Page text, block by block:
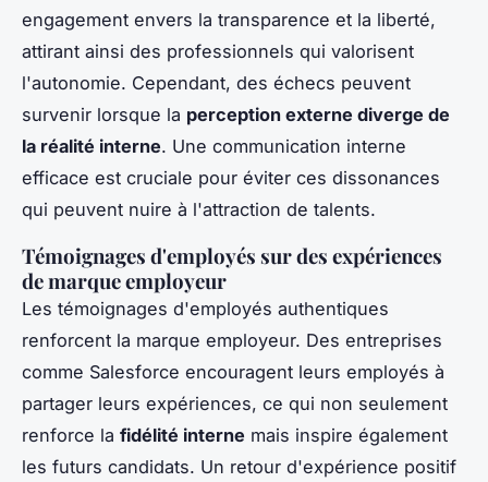
engagement envers la transparence et la liberté,
attirant ainsi des professionnels qui valorisent
l'autonomie. Cependant, des échecs peuvent
survenir lorsque la perception externe diverge de
la réalité interne. Une communication interne
efficace est cruciale pour éviter ces dissonances
qui peuvent nuire à l'attraction de talents.
Témoignages d'employés sur des expériences
de marque employeur
Les témoignages d'employés authentiques
renforcent la marque employeur. Des entreprises
comme Salesforce encouragent leurs employés à
partager leurs expériences, ce qui non seulement
renforce la fidélité interne mais inspire également
les futurs candidats. Un retour d'expérience positif